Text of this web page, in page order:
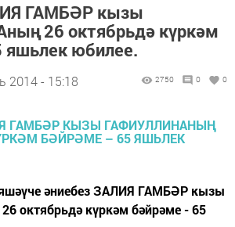
ГАМБӘР кызы
26 октябрьдә күркәм
яшьлек юбилее.
2014 - 15:18 2750 0 0
әниебез ЗАЛИЯ ГАМБӘР кызы
октябрьдә күркәм бәйрәме - 65